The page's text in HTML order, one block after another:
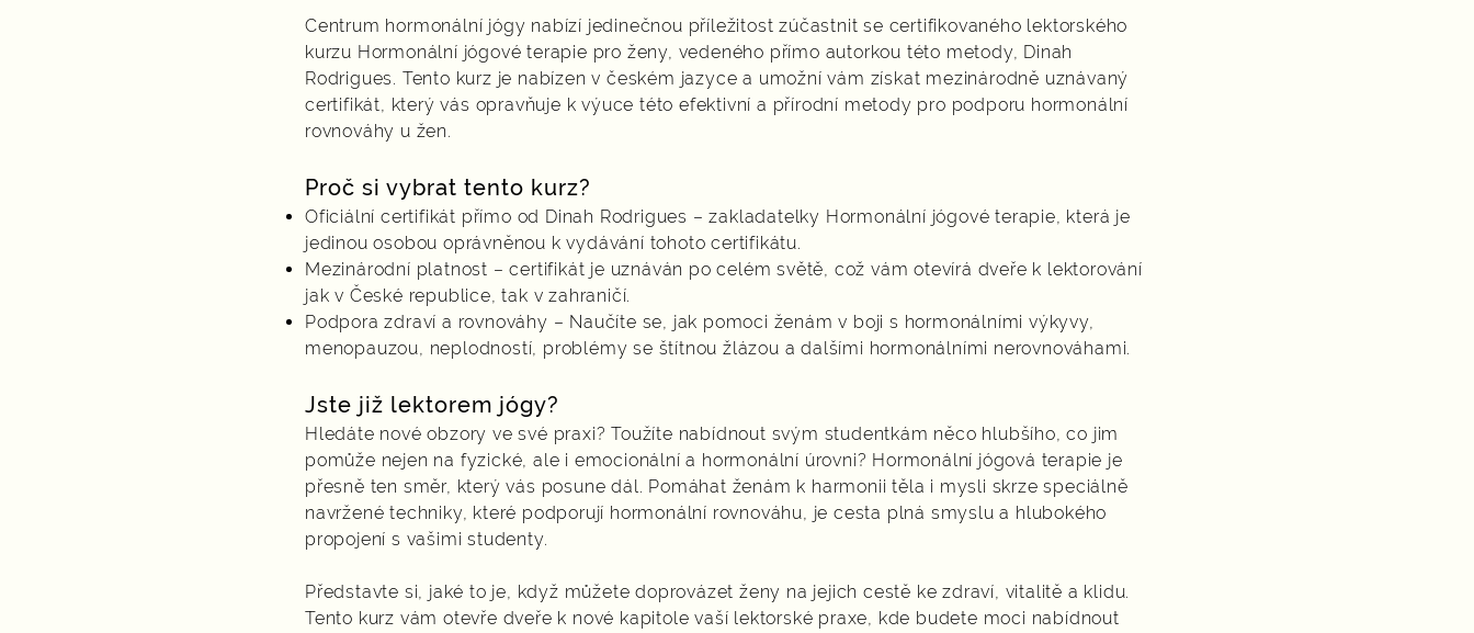
Centrum hormonální jógy nabízí jedinečnou příležitost zúčastnit se certifikovaného lektorského
kurzu Hormonální jógové terapie pro ženy, vedeného přímo autorkou této metody, Dinah
Rodrigues. Tento kurz je nabízen v českém jazyce a umožní vám získat mezinárodně uznávaný
certifikát, který vás opravňuje k výuce této efektivní a přírodní metody pro podporu hormonální
rovnováhy u žen.
Proč si vybrat tento kurz?
Oficiální certifikát přímo od Dinah Rodrigues – zakladatelky Hormonální jógové terapie, která je
jedinou osobou oprávněnou k vydávání tohoto certifikátu.
Mezinárodní platnost – certifikát je uznáván po celém světě, což vám otevírá dveře k lektorování
jak v České republice, tak v zahraničí.
Podpora zdraví a rovnováhy – Naučíte se, jak pomoci ženám v boji s hormonálními výkyvy,
menopauzou, neplodností, problémy se štítnou žlázou a dalšími hormonálními nerovnováhami.
Jste již lektorem jógy?
Hledáte nové obzory ve své praxi? Toužíte nabídnout svým studentkám něco hlubšího, co jim
pomůže nejen na fyzické, ale i emocionální a hormonální úrovni? Hormonální jógová terapie je
přesně ten směr, který vás posune dál. Pomáhat ženám k harmonii těla i mysli skrze speciálně
navržené techniky, které podporují hormonální rovnováhu, je cesta plná smyslu a hlubokého
propojení s vašimi studenty.
Představte si, jaké to je, když můžete doprovázet ženy na jejich cestě ke zdraví, vitalitě a klidu.
Tento kurz vám otevře dveře k nové kapitole vaší lektorské praxe, kde budete moci nabídnout